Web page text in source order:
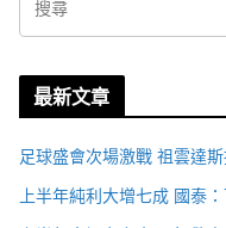
最新文章
足球盛會次場激戰 祖雲達
上半年純利大增七成 國泰